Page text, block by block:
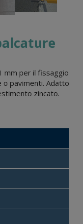
mm per il fissaggio
o pavimenti. Adatto
zincato.